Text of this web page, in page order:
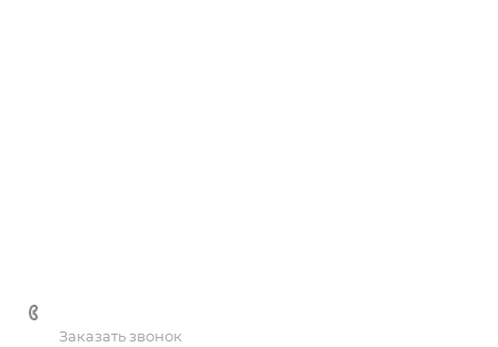
Заказать звонок